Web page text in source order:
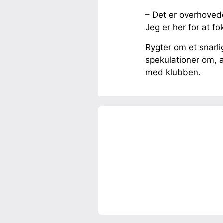
– Det er
Jeg er her for at
Rygter om et
spekulationer om,
med klubben.